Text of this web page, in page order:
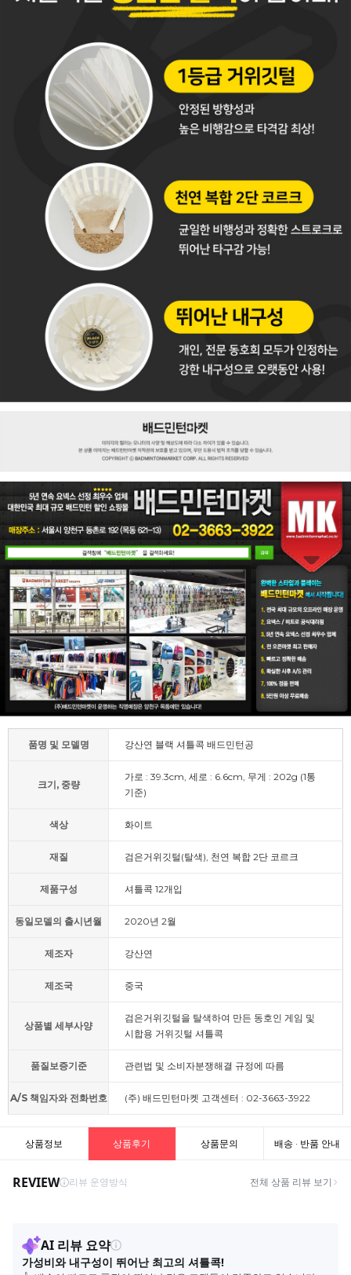
품명 및 모델명 강산연 블랙 셔틀콕 배드민턴공
크기, 중량
가로 : 39.3cm, 세로 : 6.6cm, 무게 : 202g (1통
기준)
색상 화이트
재질 검은거위깃털(탈색), 천연 복합 2단 코르크
제품구성 셔틀콕 12개입
동일모델의 출시년월 2020년 2월
제조자 강산연
제조국 중국
상품별 세부사양
검은거위깃털을 탈색하여 만든 동호인 게임 및
시합용 거위깃털 셔틀콕
품질보증기준 관련법 및 소비자분쟁해결 규정에 따름
A/S 책임자와 전화번호 (주) 배드민턴마켓 고객센터 : 02-3663-3922
상품정보 상품후기 상품문의 배송 · 반품 안내